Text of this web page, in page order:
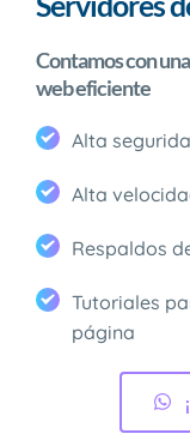
Contamos con
web eficiente
Alta
Alta
Respaldos
Tutoriales
página